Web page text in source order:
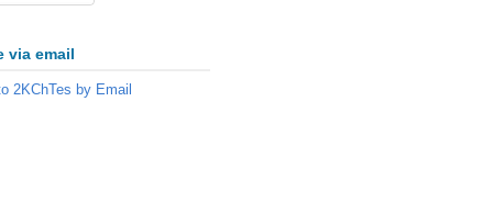
via email
2KChTes by Email